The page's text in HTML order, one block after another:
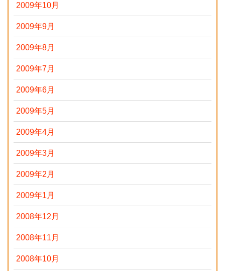
2009年10月
2009年9月
2009年8月
2009年7月
2009年6月
2009年5月
2009年4月
2009年3月
2009年2月
2009年1月
2008年12月
2008年11月
2008年10月